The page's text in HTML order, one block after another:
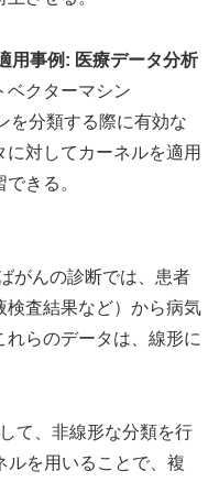
用事例: 医療データ分析
ベクターマシン
を分類する際に有効な
対してカーネルを適用
きる。
がんの診断では、患者
検査結果など）から病気
らのデータは、線形に
て、非線形な分類を行
ルを用いることで、複